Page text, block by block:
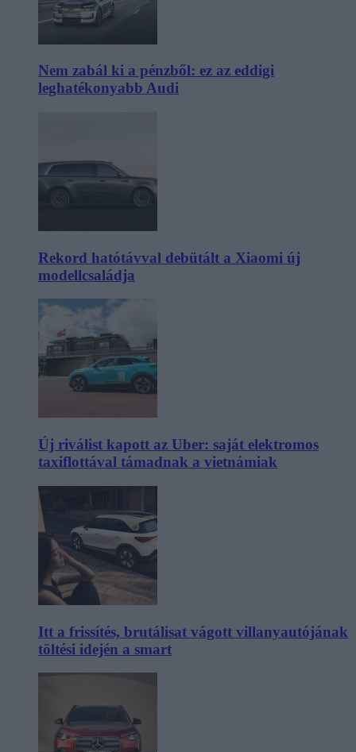
Nem zabál ki a pénzből: ez az eddigi
leghatékonyabb Audi
Rekord hatótávval debütált a Xiaomi új
modellcsaládja
Új riválist kapott az Uber: saját elektromos
taxiflottával támadnak a vietnámiak
Itt a frissítés, brutálisat vágott villanyautójának
töltési idején a smart